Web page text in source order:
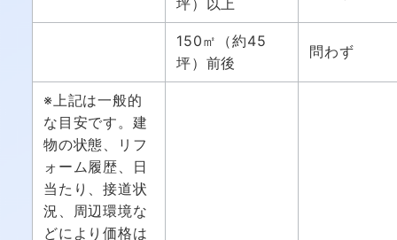
150㎡（約45
坪）前後
問わず
※上記は一般的
な目安です。建
物の状態、リフ
ォーム履歴、日
当たり、接道状
況、周辺環境な
どにより価格は